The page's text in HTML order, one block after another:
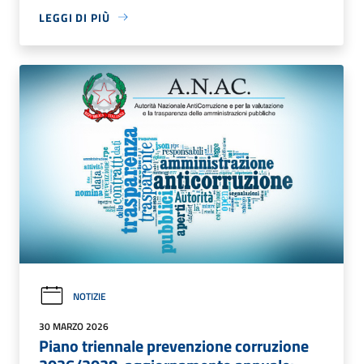
LEGGI DI PIÙ
NOTIZIE
30 MARZO 2026
Piano triennale prevenzione corruzione